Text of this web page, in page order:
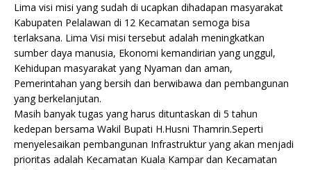
Lima visi misi yang sudah di ucapkan dihadapan masyarakat
Kabupaten Pelalawan di 12 Kecamatan semoga bisa
terlaksana. Lima Visi misi tersebut adalah meningkatkan
sumber daya manusia, Ekonomi kemandirian yang unggul,
Kehidupan masyarakat yang Nyaman dan aman,
Pemerintahan yang bersih dan berwibawa dan pembangunan
yang berkelanjutan.
Masih banyak tugas yang harus dituntaskan di 5 tahun
kedepan bersama Wakil Bupati H.Husni Thamrin.Seperti
menyelesaikan pembangunan Infrastruktur yang akan menjadi
prioritas adalah Kecamatan Kuala Kampar dan Kecamatan